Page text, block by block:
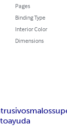
Pages
Binding Type
Interior Color
Dimensions
malos